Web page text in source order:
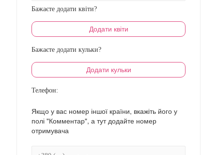
Бажаєте додати квіти?
Додати квіти
Бажаєте додати кульки?
Додати кульки
Телефон:
Якщо у вас номер іншої країни, вкажіть його у
полі "Комментар", а тут додайте номер
отримувача